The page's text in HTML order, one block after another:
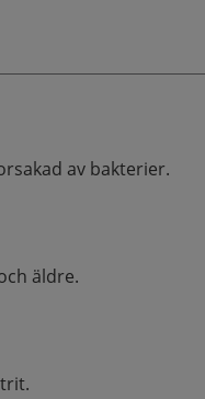
av bakterier.
äldre.